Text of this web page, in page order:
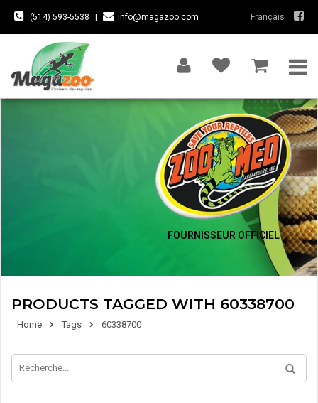
(514) 593-5538 info@magazoo.com Français
FOURNISSEUR OFFICIEL
PRODUCTS TAGGED WITH 60338700
Home Tags 60338700